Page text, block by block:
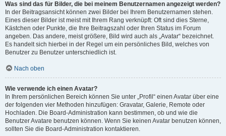
Was sind das für Bilder, die bei meinem Benutzernamen angezeigt werden?
In der Beitragsansicht können zwei Bilder bei Ihrem Benutzernamen stehen.
Eines dieser Bilder ist meist mit Ihrem Rang verknüpft: Oft sind dies Sterne,
Kästchen oder Punkte, die Ihre Beitragszahl oder Ihren Status im Forum
angeben. Das andere, meist größere, Bild wird auch als „Avatar“ bezeichnet.
Es handelt sich hierbei in der Regel um ein persönliches Bild, welches von
Benutzer zu Benutzer unterschiedlich ist.
Nach oben
Wie verwende ich einen Avatar?
In Ihrem persönlichen Bereich können Sie unter „Profil“ einen Avatar über eine
der folgenden vier Methoden hinzufügen: Gravatar, Galerie, Remote oder
Hochladen. Die Board-Administration kann bestimmen, ob und wie die
Benutzer Avatare benutzen können. Wenn Sie keinen Avatar benutzen können,
sollten Sie die Board-Administration kontaktieren.